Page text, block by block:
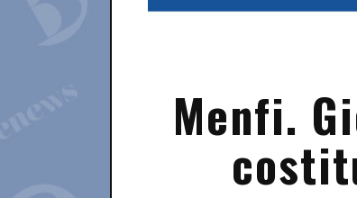
Menfi.